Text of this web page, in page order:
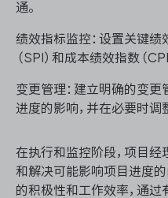
通。
绩效指标监控：设置关键绩
（SPI）和成本绩效指数（
变更管理：建立明确的变更
进度的影响，并在必要时调
在执行和监控阶段，项目经
和解决可能影响项目进度的
的积极性和工作效率，通过